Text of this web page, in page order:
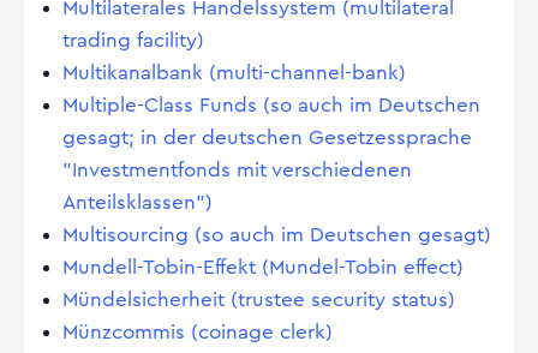
Multilaterales Handelssystem (multilateral
trading facility)
Multikanalbank (multi-channel-bank)
Multiple-Class Funds (so auch im Deutschen
gesagt; in der deutschen Gesetzessprache
"Investmentfonds mit verschiedenen
Anteilsklassen")
Multisourcing (so auch im Deutschen gesagt)
Mundell-Tobin-Effekt (Mundel-Tobin effect)
Mündelsicherheit (trustee security status)
Münzcommis (coinage clerk)